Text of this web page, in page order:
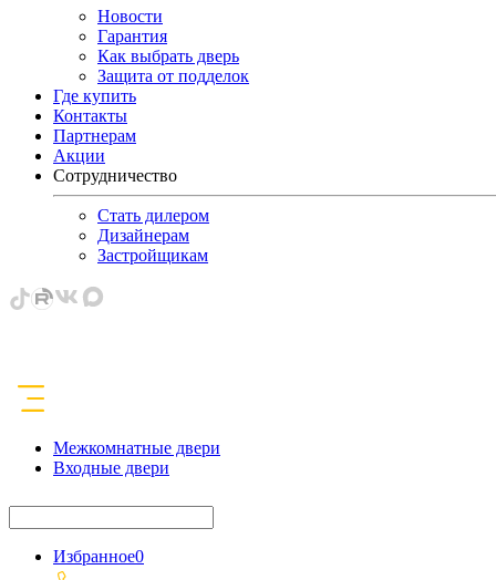
Новости
Гарантия
Как выбрать дверь
Защита от подделок
Где купить
Контакты
Партнерам
Акции
Сотрудничество
Стать дилером
Дизайнерам
Застройщикам
Межкомнатные двери
Входные двери
Избранное0